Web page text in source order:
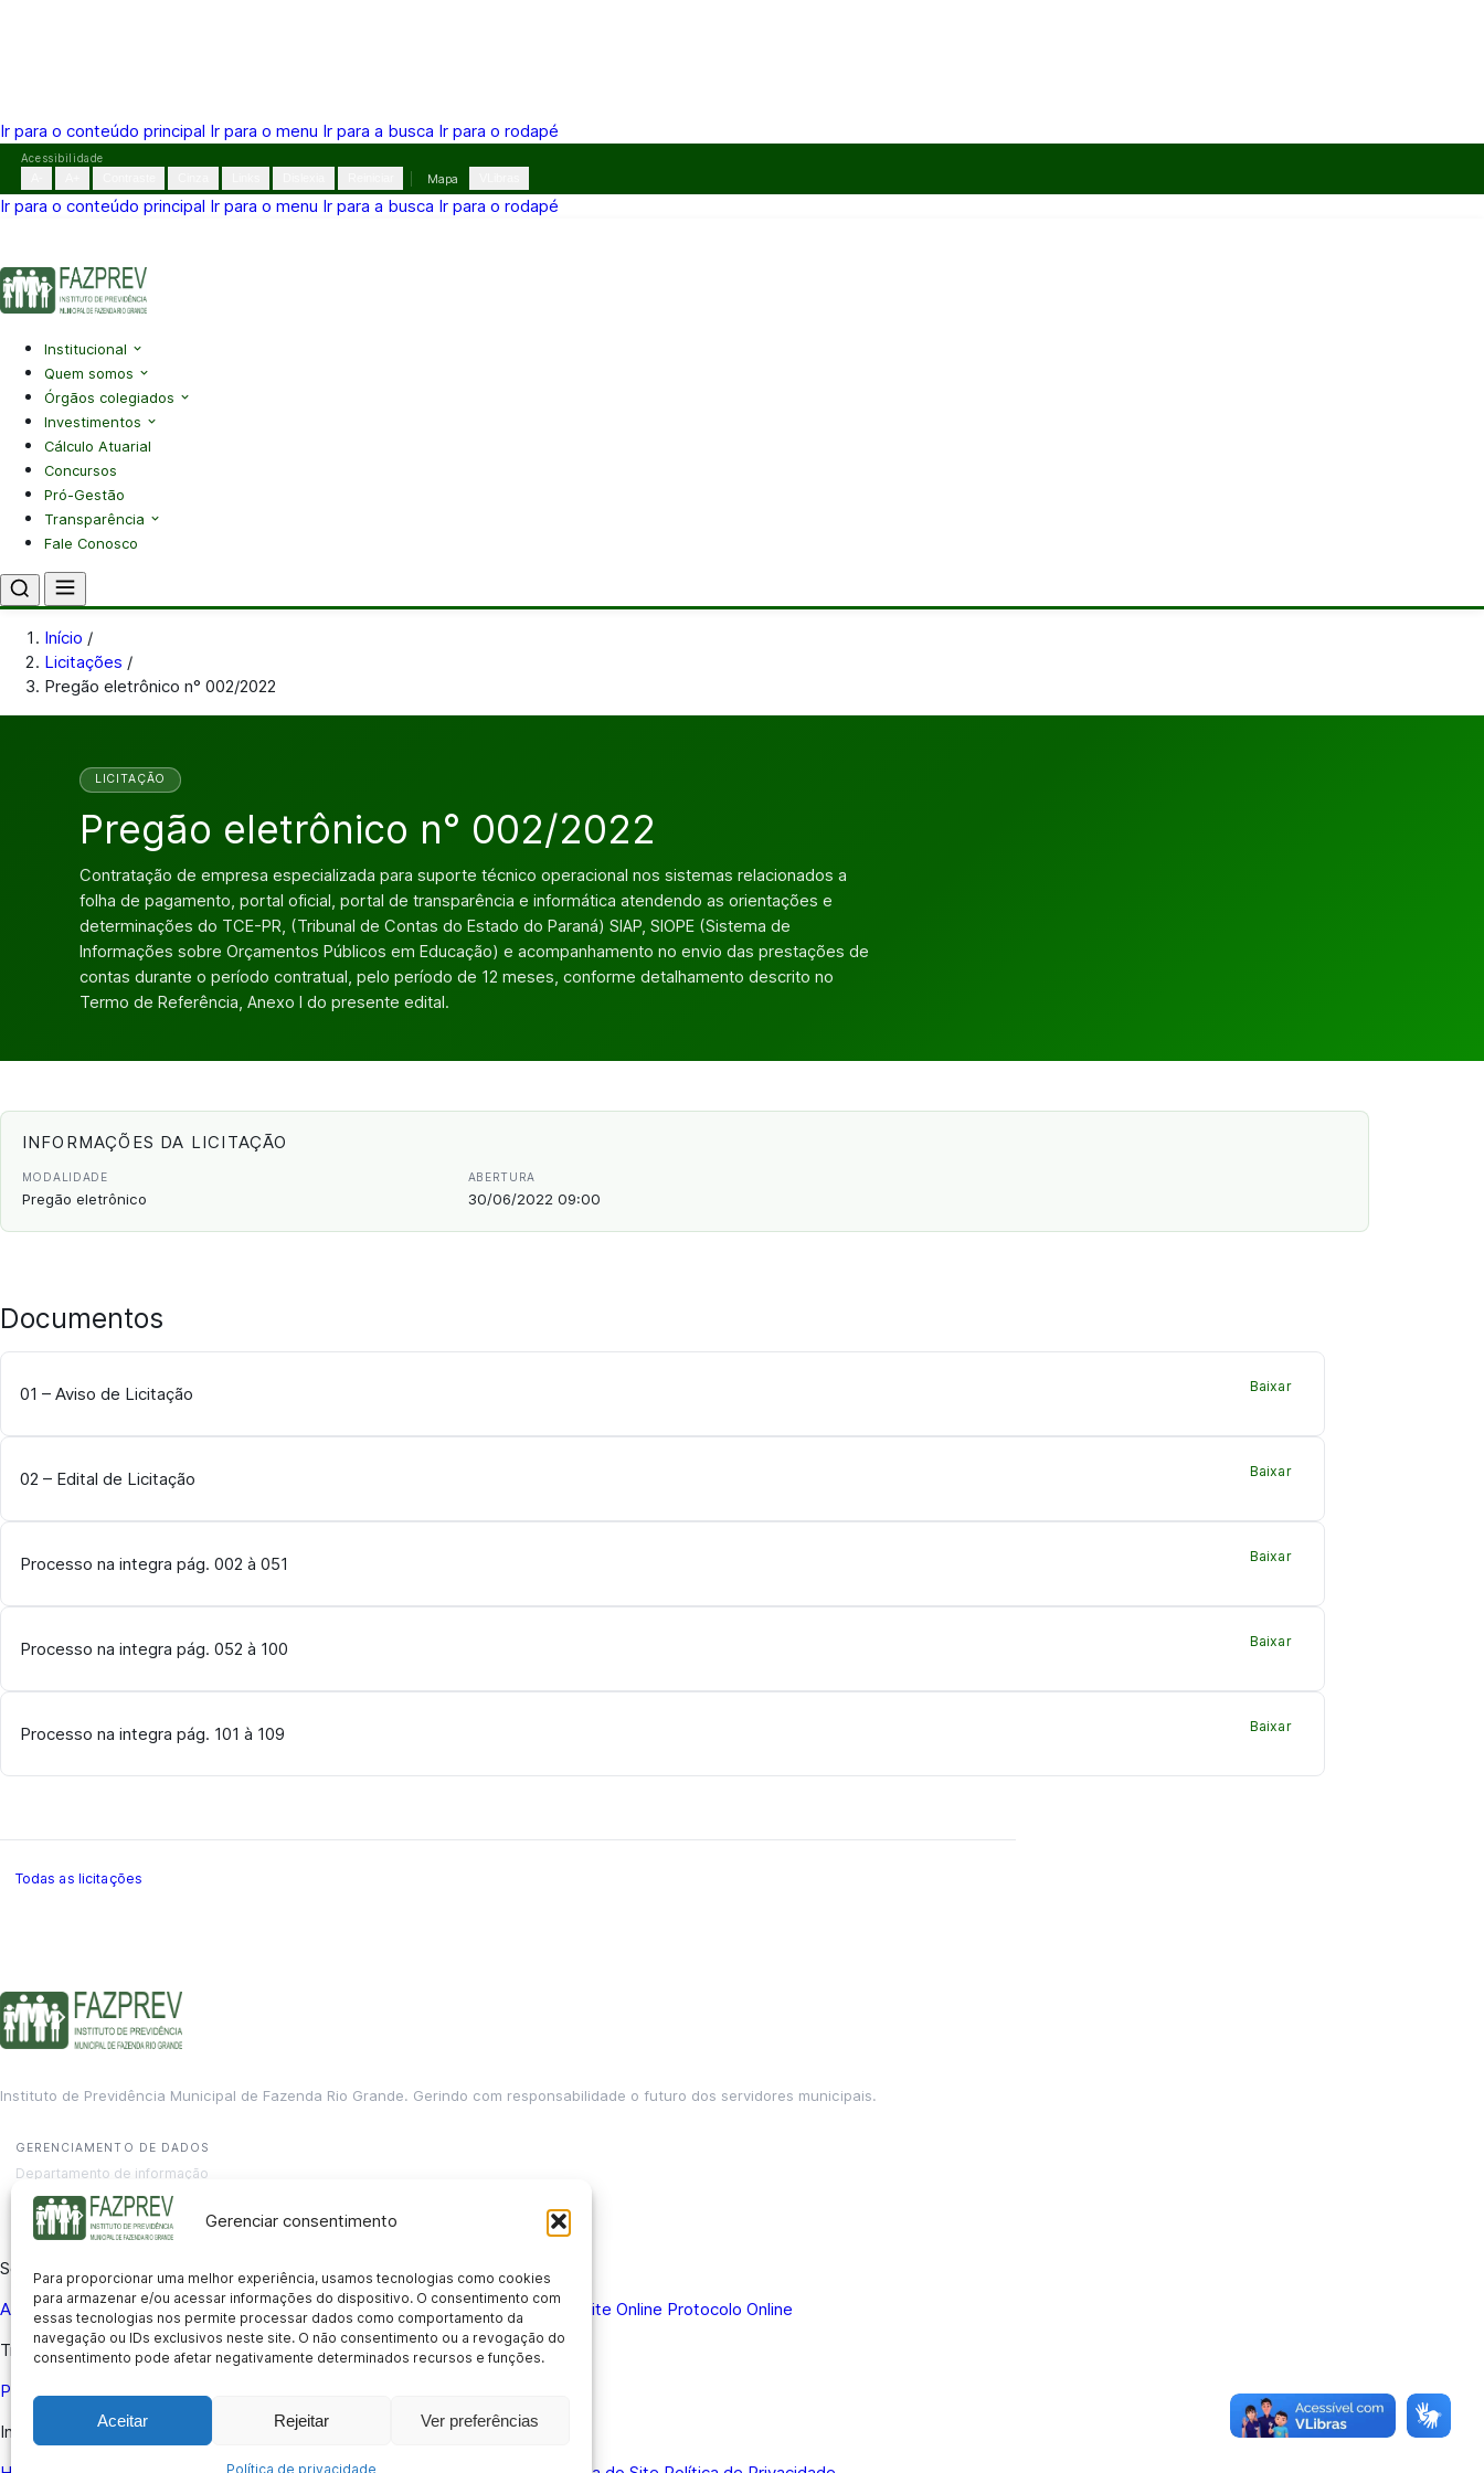
Gerenciar consentimento
Para proporcionar uma melhor experiência, usamos tecnologias como cookies
para armazenar e/ou acessar informações do dispositivo. O consentimento com
essas tecnologias nos permite processar dados como comportamento da
navegação ou IDs exclusivos neste site. O não consentimento ou a revogação do
consentimento pode afetar negativamente determinados recursos e funções.
Aceitar Rejeitar Ver preferências
Política de privacidade
Ir para o conteúdo principal Ir para o menu Ir para a busca Ir para o rodapé
Pular
o
Acessibilidade
Mapa
Ir para o conteúdo principal Ir para o menu Ir para a busca Ir para o rodapé
Institucional
Quem somos
Órgãos colegiados
Investimentos
Cálculo Atuarial
Concursos
Pró-Gestão
Transparência
Fale Conosco
Início /
Licitações /
Pregão eletrônico n° 002/2022
LICITAÇÃO
Pregão eletrônico n° 002/2022
Contratação de empresa especializada para suporte técnico operacional nos sistemas relacionados a
folha de pagamento, portal oficial, portal de transparência e informática atendendo as orientações e
determinações do TCE-PR, (Tribunal de Contas do Estado do Paraná) SIAP, SIOPE (Sistema de
Informações sobre Orçamentos Públicos em Educação) e acompanhamento no envio das prestações de
contas durante o período contratual, pelo período de 12 meses, conforme detalhamento descrito no
Termo de Referência, Anexo I do presente edital.
INFORMAÇÕES DA LICITAÇÃO
MODALIDADE
Pregão eletrônico
ABERTURA
30/06/2022 09:00
Documentos
01 – Aviso de Licitação Baixar
02 – Edital de Licitação Baixar
Processo na integra pág. 002 à 051 Baixar
Processo na integra pág. 052 à 100 Baixar
Processo na integra pág. 101 à 109 Baixar
Todas as licitações
Instituto de Previdência Municipal de Fazenda Rio Grande. Gerindo com responsabilidade o futuro dos servidores municipais.
GERENCIAMENTO DE DADOS
Departamento de informação
contato@fazprev.pr.gov.br
(41) 3995-2146
Serviços
Aposentadoria Pensão por Morte Benefício por Invalidez Auxílio Doença Holerite Online Protocolo Online
Transparência
Portal da Transparência
Institucional